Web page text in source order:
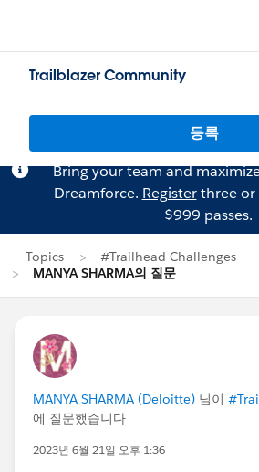
Trailblazer Community
등록
Bring your team and
Dreamforce. Registerthree or
$999 passes.
Topics
#Trailhead Challenges
MANYA SHARMA의 질문
MANYA SHARMA (Deloitte) 님이
에 질문했습니다
2023년 6월 21일 오후 1:36